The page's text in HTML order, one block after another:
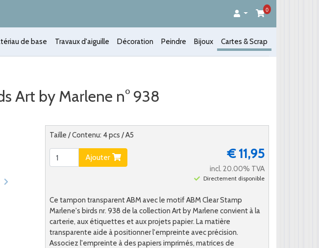
0
de base Travaux d'aiguille Décoration Peindre Bijoux Cartes & Scrap
Art by Marlene n° 938
Taille / Contenu: 4 pcs / A5
Ajouter € 11,95
incl. 20.00% TVA
Directement disponible
Ce tampon transparent ABM avec le motif ABM Clear Stamp
Marlene's birds nr. 938 de la collection Art by Marlene convient à la
carterie, aux étiquettes et aux projets papier. La matière
transparente aide à positionner l'empreinte avec précision.
Associez l'empreinte à des papiers imprimés, matrices de